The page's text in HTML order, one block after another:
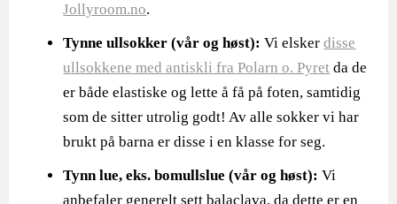
Jollyroom.no.
Tynne ullsokker (vår og høst):Vi elskerdisse
ullsokkene med antiskli fra Polarn o. Pyret da de
er både elastiske og lette å få på foten, samtidig
som de sitter utrolig godt! Av alle sokker vi har
brukt på barna er disse i en klasse for seg.
Tynn lue, eks. bomullslue (vår og høst):Vi
anbefaler generelt sett balaclava, da dette er en